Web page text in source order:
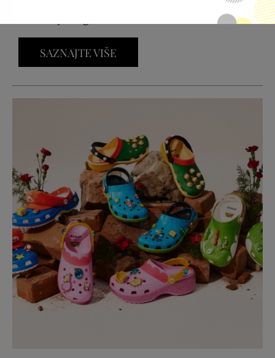
Kolekcija s.Oliver za sve koji vole opušten stil s
SAZNAJTE VIŠE